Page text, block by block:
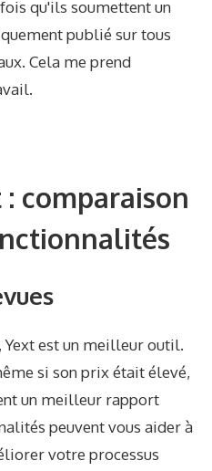
qu'ils soumettent un
publié sur tous
Cela me prend
: comparaison
Yext est un meilleur outil.
si son prix était élevé,
un meilleur rapport
peuvent vous aider à
votre processus